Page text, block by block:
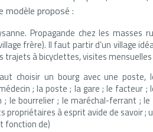
modèle proposé :
Propagande chez les masses
frère). Il faut partir d’un village
trajets à bicyclettes, visites
choisir un bourg avec une poste,
; la poste ; la gare ; le facteur
; le bourrelier ; le maréchal-ferrant ;
à esprit avide de savoir ;
fonction de)